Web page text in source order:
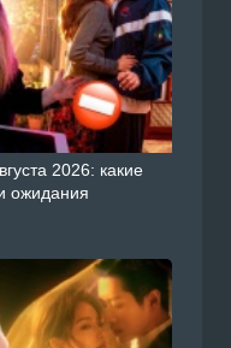
2026: какие
ожидания